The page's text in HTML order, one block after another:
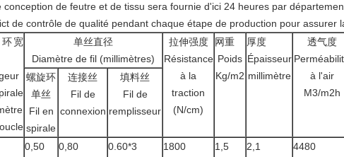
conception de feutre et de tissu sera fournie d'ici 24 heures par
de contrôle de qualité pendant chaque étape de production pour assurer
宽
单丝直径
Diamètre de fil (millimètres)
拉伸强度
Résistance
à la
traction
(N/cm)
网重
Poids
Kg/m2
厚度
Épaisseur
millimètre
透气度
à l'air
M3/m2h
螺旋环
单丝
Fil en
spirale
连接丝
Fil de
connexion
填料丝
Fil de
remplisseur
0,50 0,80 0.60*3 1800 1,5 2,1 4480